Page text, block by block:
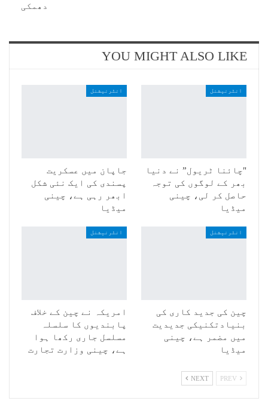
دھمکی
YOU MIGHT ALSO LIKE
انٹرنیشنل
"چائنا ٹریول” نے دنیا
بھر کے لوگوں کی توجہ
حاصل کر لی، چینی
میڈیا
انٹرنیشنل
جاپان میں عسکریت
پسندی کی ایک نئی شکل
ابھر رہی ہے، چینی
میڈیا
انٹرنیشنل
چین کی جدید کاری کی
بنیادتکنیکی جدیدیت
میں مضمر ہے، چینی
میڈیا
انٹرنیشنل
امریکہ نے چین کے خلاف
پابندیوں کا سلسلہ
مسلسل جاری رکھا ہوا
ہے، چینی وزارت تجارت
NEXT